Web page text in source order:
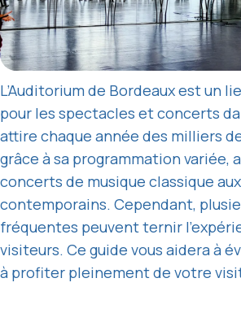
L’Auditorium de Bordeaux est un
pour les spectacles et concerts
attire chaque année des milliers
grâce à sa programmation variée,
concerts de musique classique
contemporains. Cependant,
fréquentes peuvent ternir
visiteurs. Ce guide vous aidera à
à profiter pleinement de votre